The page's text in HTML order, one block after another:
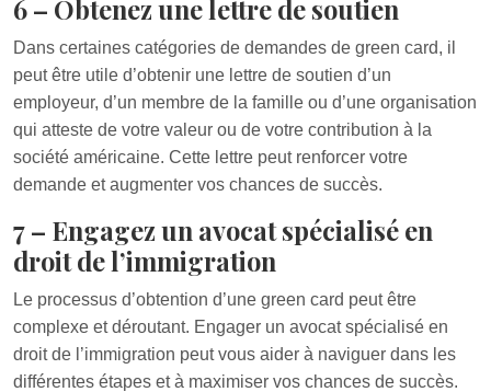
6 – Obtenez une lettre de soutien
Dans certaines catégories de demandes de green card, il
peut être utile d’obtenir une lettre de soutien d’un
employeur, d’un membre de la famille ou d’une organisation
qui atteste de votre valeur ou de votre contribution à la
société américaine. Cette lettre peut renforcer votre
demande et augmenter vos chances de succès.
7 – Engagez un avocat spécialisé en
droit de l’immigration
Le processus d’obtention d’une green card peut être
complexe et déroutant. Engager un avocat spécialisé en
droit de l’immigration peut vous aider à naviguer dans les
différentes étapes et à maximiser vos chances de succès.